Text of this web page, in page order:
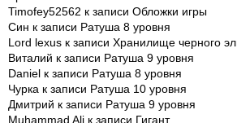
Timofey52562 к записи Обложки игры
Син к записи Ратуша 8 уровня
Lord lexus к записи Хранилище черного
Виталий к записи Ратуша 9 уровня
Daniel к записи Ратуша 8 уровня
Чурка к записи Ратуша 10 уровня
Дмитрий к записи Ратуша 9 уровня
Muhammad Ali к записи Гигант